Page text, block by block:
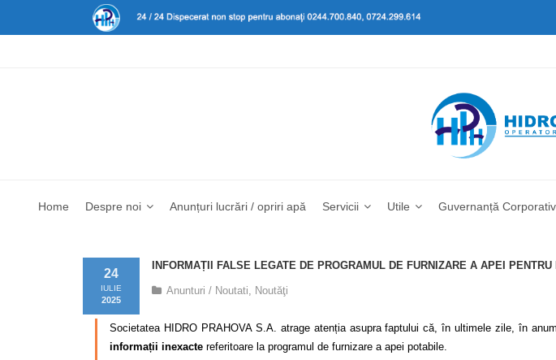
Home Despre noi Anunțuri lucrări / opriri apă Servicii Utile Guvernanță
INFORMAȚII FALSE LEGATE DE PROGRAMUL DE FURNIZARE A APEI
24
IULIE
2025
Anunturi / Noutati Noutăţi
Societatea HIDRO PRAHOVA S.A. atrage atenția asupra faptului că, în ultimele zile, în
informații inexacte referitoare la programul de furnizare a apei potabile.